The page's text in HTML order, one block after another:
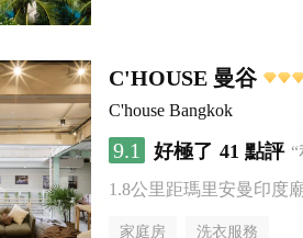
C'HOUSE 曼谷
C'house Bangkok
9.1 好極了 41 點評
1.8公里距瑪里安曼印度
家庭房 洗衣服務